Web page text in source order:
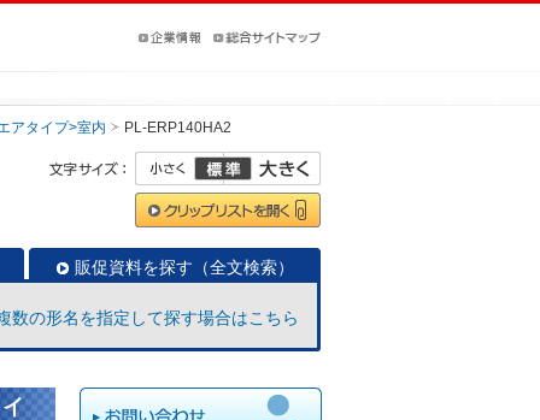
アタイプ>室内 PL-ERP140HA2
販促資料を探す（全文検索）
数の形名を指定して探す場合はこちら